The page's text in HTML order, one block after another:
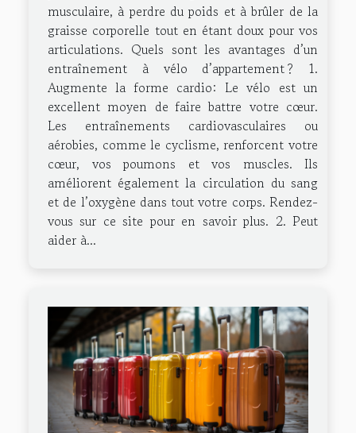
musculaire, à perdre du poids et à brûler de la
graisse corporelle tout en étant doux pour vos
articulations. Quels sont les avantages d’un
entraînement à vélo d’appartement ? 1.
Augmente la forme cardio: Le vélo est un
excellent moyen de faire battre votre cœur.
Les entraînements cardiovasculaires ou
aérobies, comme le cyclisme, renforcent votre
cœur, vos poumons et vos muscles. Ils
améliorent également la circulation du sang
et de l’oxygène dans tout votre corps. Rendez-
vous sur ce site pour en savoir plus. 2. Peut
aider à...